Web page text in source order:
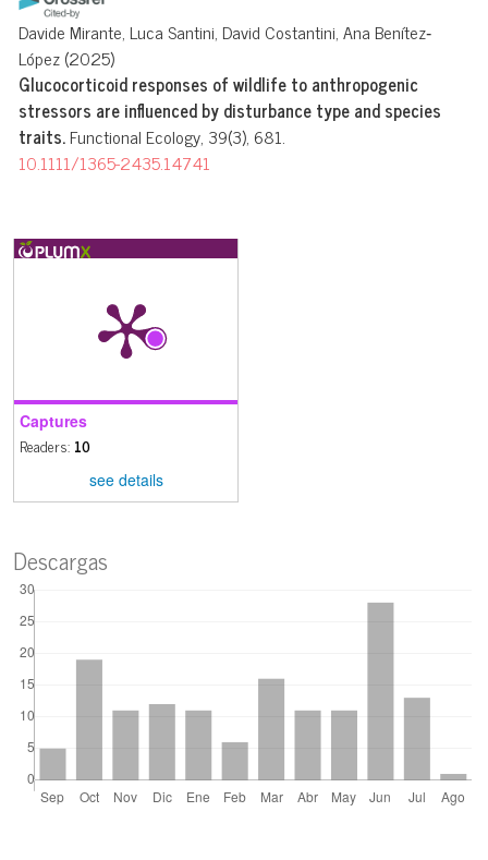
Davide Mirante, Luca Santini, David Costantini, Ana Benítez‐
López(2025)
Glucocorticoid responses of wildlife to anthropogenic
stressors are influenced by disturbance type and species
traits.Functional Ecology, 39(3), 681.
10.1111/1365-2435.14741
Captures
Readers: 10
see details
Descargas